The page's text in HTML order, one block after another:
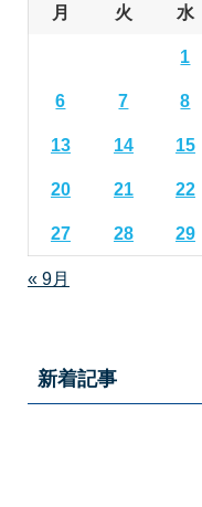
月 火 水
1
6 7 8
13 14 15
20 21 22
27 28 29
« 9月
新着記事